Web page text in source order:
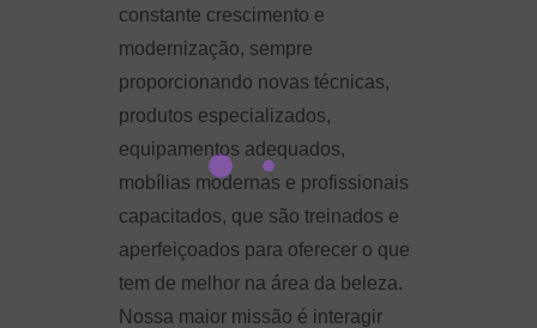
constante crescimento e
modernização, sempre
proporcionando novas técnicas,
produtos especializados,
equipamentos adequados,
mobílias modernas e profissionais
capacitados, que são treinados e
aperfeiçoados para oferecer o que
tem de melhor na área da beleza.
Nossa maior missão é interagir